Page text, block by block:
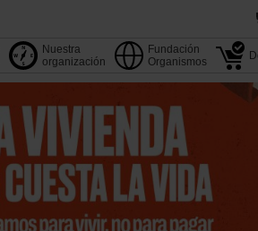
Nuestra
organización
Fundación
Organismos